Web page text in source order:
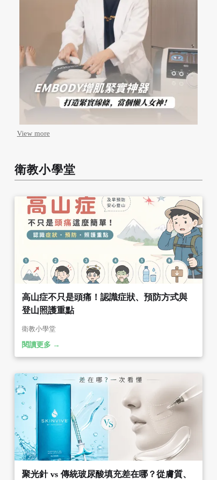
View more
衛教小學堂
高山症不只是頭痛！認識症狀、預防方式與
登山照護重點
衛教小學堂
閱讀更多 →
聚光針 vs 傳統玻尿酸填充差在哪？從膚質、